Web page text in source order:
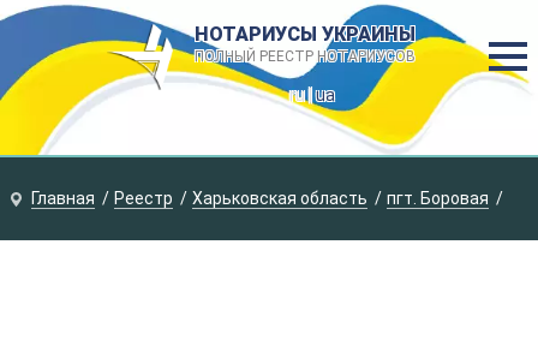
НОТАРИУСЫ УКРАИНЫ
ПОЛНЫЙ РЕЕСТР НОТАРИУСОВ
ru |ua
Главная Реестр Харьковская область пгт. Боровая